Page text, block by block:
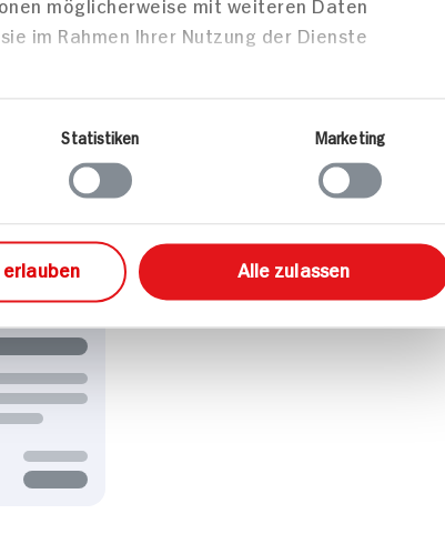
im Rahmen Ihrer Nutzung der Dienste
Statistiken Marketing
Alle zulassen